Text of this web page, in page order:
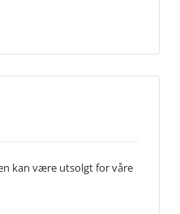
kan være utsolgt for våre